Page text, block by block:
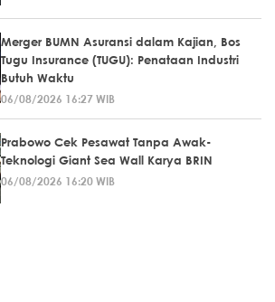
Merger BUMN Asuransi dalam Kajian, Bos
Tugu Insurance (TUGU): Penataan Industri
Butuh Waktu
06/08/2026 16:27 WIB
Prabowo Cek Pesawat Tanpa Awak-
Teknologi Giant Sea Wall Karya BRIN
06/08/2026 16:20 WIB